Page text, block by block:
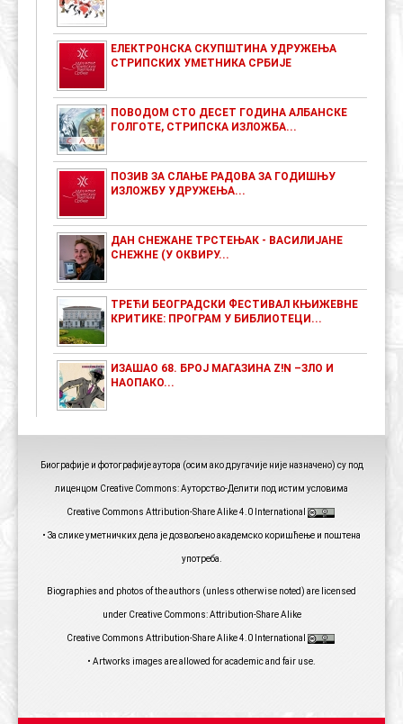
ЕЛЕКТРОНСКА СКУПШТИНА УДРУЖЕЊА
СТРИПСКИХ УМЕТНИКА СРБИЈЕ
ПОВОДОМ СТО ДЕСЕТ ГОДИНА АЛБАНСКЕ
ГОЛГОТЕ, СТРИПСКА ИЗЛОЖБА...
ПОЗИВ ЗА СЛАЊЕ РАДОВА ЗА ГОДИШЊУ
ИЗЛОЖБУ УДРУЖЕЊА...
ДАН СНЕЖАНЕ ТРСТЕЊАК - ВАСИЛИЈАНЕ
СНЕЖНЕ (У ОКВИРУ...
ТРЕЋИ БЕОГРАДСКИ ФЕСТИВАЛ КЊИЖЕВНЕ
КРИТИКЕ: ПРОГРАМ У БИБЛИОТЕЦИ...
ИЗАШАО 68. БРОЈ МАГАЗИНА Z!N –ЗЛО И
НАОПАКО...
Биографије и фотографије аутора (осим ако другачије није назначено) су под
лиценцом Creative Commons: Ауторство-Делити под истим условима
Creative Commons Attribution-Share Alike 4.0 International
• За слике уметничких дела је дозвољено академско коришћење и поштена
употреба.
Biographies and photos of the authors (unless otherwise noted) are licensed
under Creative Commons: Attribution-Share Alike
Creative Commons Attribution-Share Alike 4.0 International
• Artworks images are allowed for academic and fair use.